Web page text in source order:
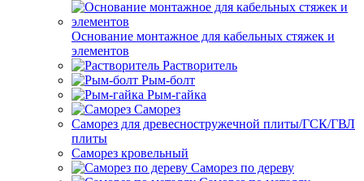
Основание монтажное для кабельных стяжек и
элементов
Растворитель
Рым-болт
Рым-гайка
Саморез
Саморез для древесностружечной плиты/ГСК/ГВЛ
плиты
Саморез кровельный
Саморез по дереву